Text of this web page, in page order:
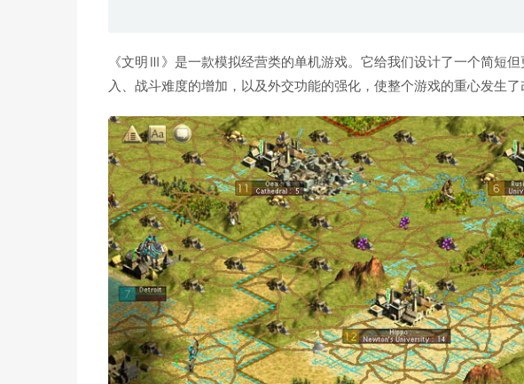
《文明Ⅲ》是一款模拟经营类的单机游戏。它给我们设计了一个简短
入、战斗难度的增加，以及外交功能的强化，使整个游戏的重心发生了